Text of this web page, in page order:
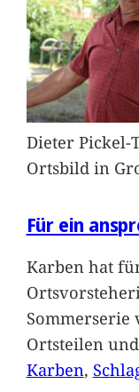
Dieter Pickel-
Ortsbild in
Für ein
Karben hat
Ortsteilen
Karben,